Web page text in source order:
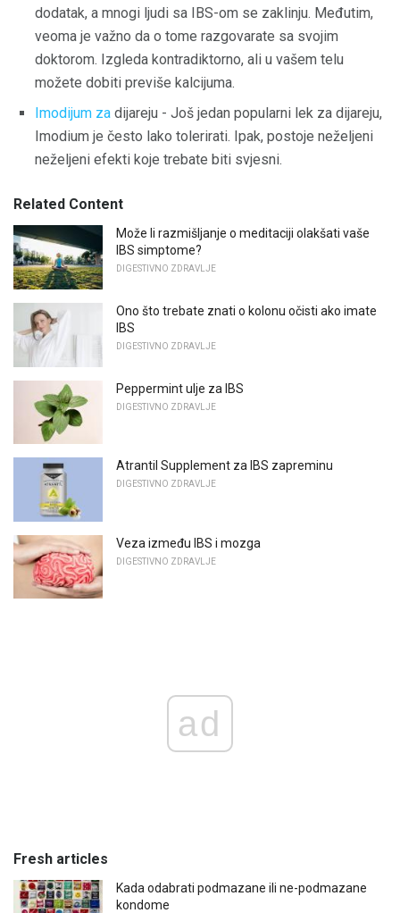
dodatak, a mnogi ljudi sa IBS-om se zaklinju. Međutim,
veoma je važno da o tome razgovarate sa svojim
doktorom. Izgleda kontradiktorno, ali u vašem telu
možete dobiti previše kalcijuma.
Imodijum za dijareju - Još jedan popularni lek za dijareju,
Imodium je često lako tolerirati. Ipak, postoje neželjeni
neželjeni efekti koje trebate biti svjesni.
Related Content
Može li razmišljanje o meditaciji olakšati vaše
IBS simptome?
DIGESTIVNO ZDRAVLJE
Ono što trebate znati o kolonu očisti ako imate
IBS
DIGESTIVNO ZDRAVLJE
Peppermint ulje za IBS
DIGESTIVNO ZDRAVLJE
Atrantil Supplement za IBS zapreminu
DIGESTIVNO ZDRAVLJE
Veza između IBS i mozga
DIGESTIVNO ZDRAVLJE
ad
Fresh articles
Kada odabrati podmazane ili ne-podmazane
kondome